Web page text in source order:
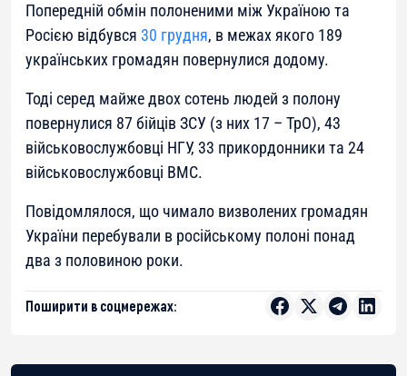
Попередній обмін полоненими між Україною та
Росією відбувся 30 грудня, в межах якого 189
українських громадян повернулися додому.
Тоді серед майже двох сотень людей з полону
повернулися 87 бійців ЗСУ (з них 17 – ТрО), 43
військовослужбовці НГУ, 33 прикордонники та 24
військовослужбовці ВМС.
Повідомлялося, що чимало визволених громадян
України перебували в російському полоні понад
два з половиною роки.
Поширити в соцмережах: